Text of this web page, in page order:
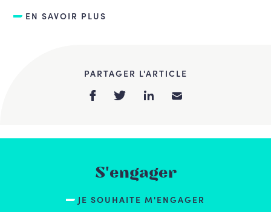
EN SAVOIR PLUS
PARTAGER L'ARTICLE
S'engager
JE SOUHAITE M'ENGAGER